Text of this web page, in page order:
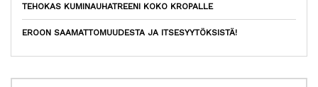
TEHOKAS KUMINAUHATREENI KOKO KROPALLE
EROON SAAMATTOMUUDESTA JA ITSESYYTÖKSISTÄ!